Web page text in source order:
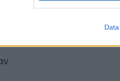
των Ράπτορς: